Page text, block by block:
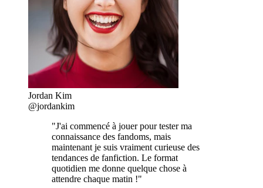
Jordan Kim
@jordankim
"J'ai commencé à jouer pour tester ma
connaissance des fandoms, mais
maintenant je suis vraiment curieuse des
tendances de fanfiction. Le format
quotidien me donne quelque chose à
attendre chaque matin !"